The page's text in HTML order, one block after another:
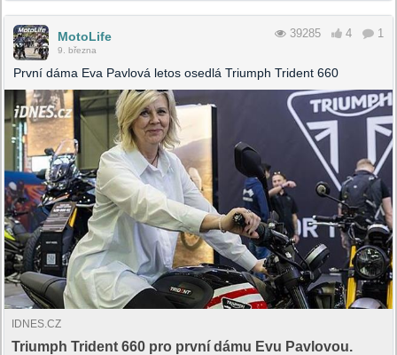
MotoLife
9. března
39285 4 1
První dáma Eva Pavlová letos osedlá Triumph Trident 660
IDNES.CZ
Triumph Trident 660 pro první dámu Evu Pavlovou.